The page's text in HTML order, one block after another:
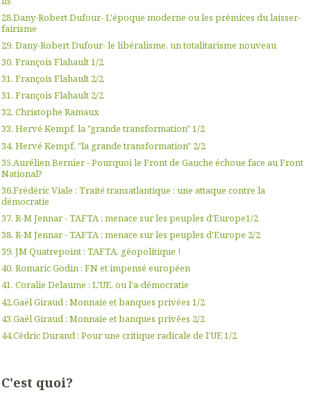
28.Dany-Robert Dufour- L'époque moderne ou les prémices du laisser-
fairisme
29. Dany-Robert Dufour- le libéralisme, un totalitarisme nouveau
30. François Flahault 1/2
31. François Flahault 2/2
31. François Flahault 2/2
32. Christophe Ramaux
33. Hervé Kempf, la "grande transformation" 1/2
34. Hervé Kempf, "la grande transformation" 2/2
35.Aurélien Bernier - Pourquoi le Front de Gauche échoue face au Front
National?
36.Frédéric Viale : Traité transatlantique : une attaque contre la
démocratie
37. R-M Jennar - TAFTA : menace sur les peuples d'Europe1/2
38. R-M Jennar - TAFTA : menace sur les peuples d'Europe 2/2
39. JM Quatrepoint : TAFTA, géopolitique !
40. Romaric Godin : FN et impensé européen
41. Coralie Delaume : L'UE, ou l'a-démocratie
42.Gaël Giraud : Monnaie et banques privées 1/2
43.Gaël Giraud : Monnaie et banques privées 2/2
44.Cédric Durand : Pour une critique radicale de l'UE 1/2
C'est quoi?